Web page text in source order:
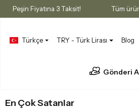
Peşin Fiyatına 3 Taksit!
Türkçe TRY - Türk Lirası Blog
Gönderi
En Çok Satanlar